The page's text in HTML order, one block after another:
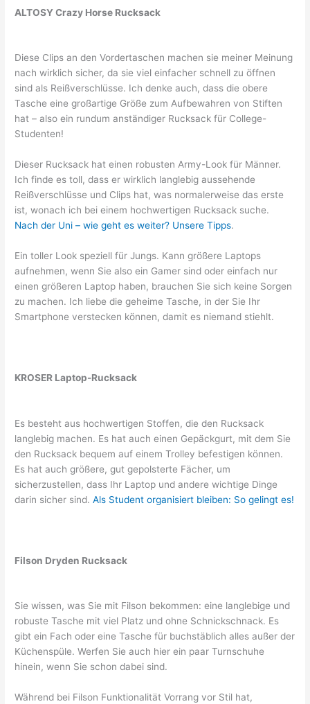
ALTOSY Crazy Horse Rucksack
Diese Clips an den Vordertaschen machen sie meiner Meinung
nach wirklich sicher, da sie viel einfacher schnell zu öffnen
sind als Reißverschlüsse. Ich denke auch, dass die obere
Tasche eine großartige Größe zum Aufbewahren von Stiften
hat – also ein rundum anständiger Rucksack für College-
Studenten!
Dieser Rucksack hat einen robusten Army-Look für Männer.
Ich finde es toll, dass er wirklich langlebig aussehende
Reißverschlüsse und Clips hat, was normalerweise das erste
ist, wonach ich bei einem hochwertigen Rucksack suche.
Nach der Uni – wie geht es weiter? Unsere Tipps.
Ein toller Look speziell für Jungs. Kann größere Laptops
aufnehmen, wenn Sie also ein Gamer sind oder einfach nur
einen größeren Laptop haben, brauchen Sie sich keine Sorgen
zu machen. Ich liebe die geheime Tasche, in der Sie Ihr
Smartphone verstecken können, damit es niemand stiehlt.
KROSER Laptop-Rucksack
Es besteht aus hochwertigen Stoffen, die den Rucksack
langlebig machen. Es hat auch einen Gepäckgurt, mit dem Sie
den Rucksack bequem auf einem Trolley befestigen können.
Es hat auch größere, gut gepolsterte Fächer, um
sicherzustellen, dass Ihr Laptop und andere wichtige Dinge
darin sicher sind.Als Student organisiert bleiben: So gelingt es!
Filson Dryden Rucksack
Sie wissen, was Sie mit Filson bekommen: eine langlebige und
robuste Tasche mit viel Platz und ohne Schnickschnack. Es
gibt ein Fach oder eine Tasche für buchstäblich alles außer der
Küchenspüle. Werfen Sie auch hier ein paar Turnschuhe
hinein, wenn Sie schon dabei sind.
Während bei Filson Funktionalität Vorrang vor Stil hat,